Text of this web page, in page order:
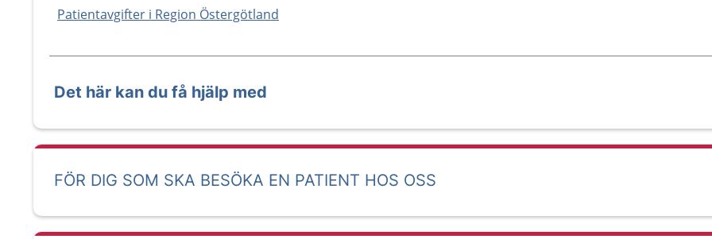
Patientavgifter i Region Östergötland
Det här kan du få hjälp med
FÖR DIG SOM SKA BESÖKA EN PATIENT HOS OSS